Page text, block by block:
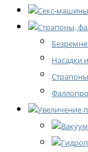
Секс-машины
Страпоны,
Насадки
Увеличение